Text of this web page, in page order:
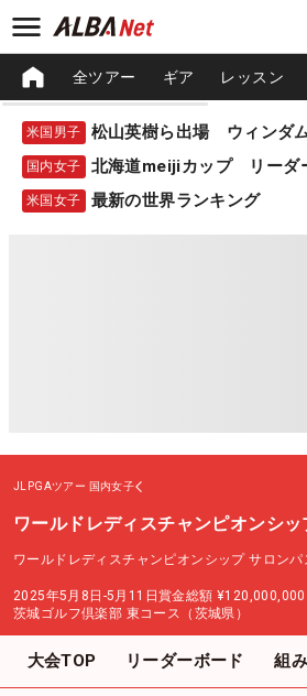
全ツアー ギア レッスン
米国男子
国内女子 北海道meijiカップ リーダ
米国女子 最新の世界ランキング
JLPGAツアー 国内女子
ワールドレディスチャンピオンシ
ワールドレディスチャンピオンシップ サロン
2025年5月8日-5月11日賞金総額 ¥120,000,000
茨城ゴルフ倶楽部 東コース（茨城県）
大会TOP リーダーボード 組